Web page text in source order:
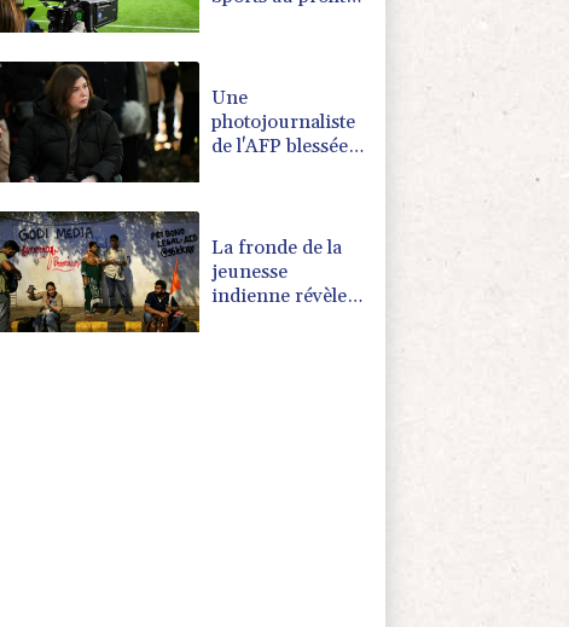
Une
photojournaliste
de l'AFP blessée
pour la liberté de
la presse
La fronde de la
jeunesse
indienne révèle